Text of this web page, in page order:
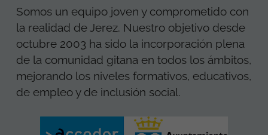
Somos un equipo joven y comprometido con
la realidad de Jerez. Nuestro objetivo desde
octubre 2003 ha sido la incorporación plena
de la comunidad gitana en todos los ámbitos,
mejorando los niveles formativos, educativos,
de empleo y de inclusión social.